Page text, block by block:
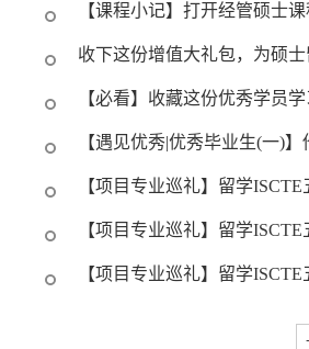
【课程小记】打开经管硕士
收下这份增值大礼包，为硕
【必看】收藏这份优秀学员
【遇见优秀|优秀毕业生(一)
【项目专业巡礼】留学
【项目专业巡礼】留学
【项目专业巡礼】留学